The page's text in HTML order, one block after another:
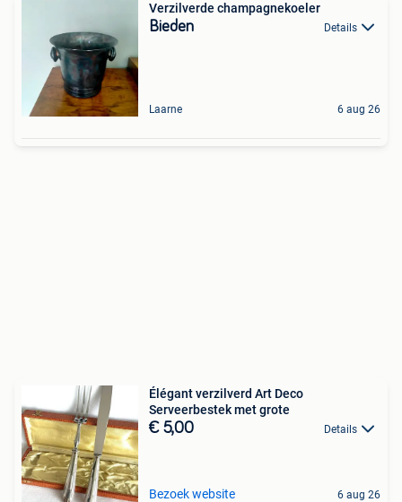
Verzilverde champagnekoeler
Bieden Details
Laarne 6 aug 26
Élégant verzilverd Art Deco
Serveerbestek met grote
€ 5,00 Details
Bezoek website 6 aug 26